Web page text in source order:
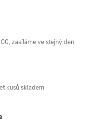
zasíláme ve stejný den
kusů skladem